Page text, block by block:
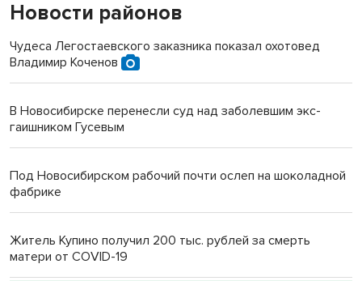
Новости районов
Чудеса Легостаевского заказника показал охотовед
Владимир Коченов
В Новосибирске перенесли суд над заболевшим экс-
гаишником Гусевым
Под Новосибирском рабочий почти ослеп на шоколадной
фабрике
Житель Купино получил 200 тыс. рублей за смерть
матери от COVID-19